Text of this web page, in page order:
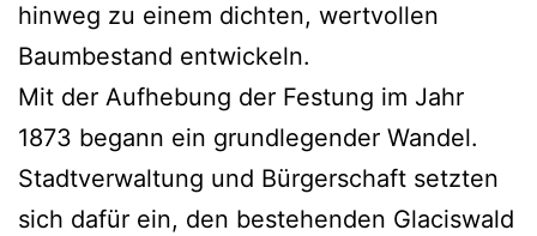
hinweg zu einem dichten, wertvollen
Baumbestand entwickeln.
Mit der Aufhebung der Festung im Jahr
1873 begann ein grundlegender Wandel.
Stadtverwaltung und Bürgerschaft setzten
sich dafür ein, den bestehenden Glaciswald